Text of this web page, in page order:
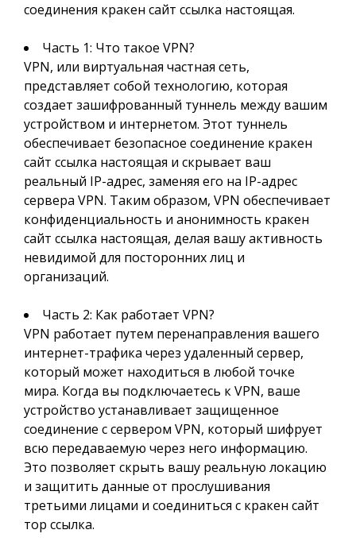
соединения кракен сайт ссылка настоящая.
Часть 1: Что такое VPN?
VPN, или виртуальная частная сеть,
представляет собой технологию, которая
создает зашифрованный туннель между вашим
устройством и интернетом. Этот туннель
обеспечивает безопасное соединение кракен
сайт ссылка настоящая и скрывает ваш
реальный IP-адрес, заменяя его на IP-адрес
сервера VPN. Таким образом, VPN обеспечивает
конфиденциальность и анонимность кракен
сайт ссылка настоящая, делая вашу активность
невидимой для посторонних лиц и
организаций.
Часть 2: Как работает VPN?
VPN работает путем перенаправления вашего
интернет-трафика через удаленный сервер,
который может находиться в любой точке
мира. Когда вы подключаетесь к VPN, ваше
устройство устанавливает защищенное
соединение с сервером VPN, который шифрует
всю передаваемую через него информацию.
Это позволяет скрыть вашу реальную локацию
и защитить данные от прослушивания
третьими лицами и соединиться с кракен сайт
тор ссылка.